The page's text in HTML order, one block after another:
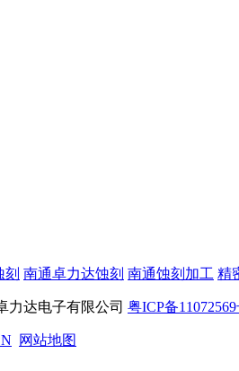
南通卓力达蚀刻 南通蚀刻加工 精
力达电子有限公司 粤ICP备
网站地图